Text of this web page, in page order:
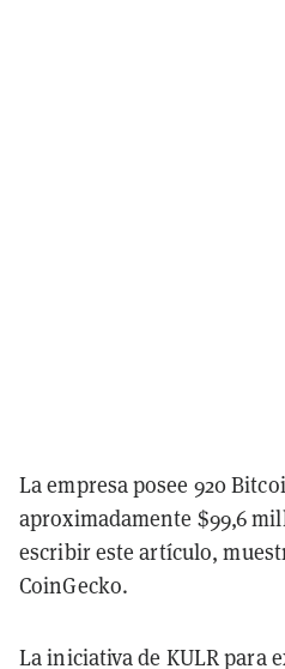
La empresa posee 920
aproximadamente $99,6
escribir este artículo,
CoinGecko.
La iniciativa de KULR para